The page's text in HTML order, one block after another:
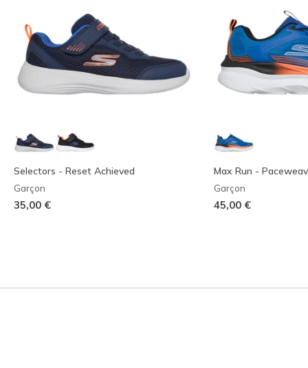
Selectors - Reset Achieved
Garçon
35,00 €
Max Run -
Garçon
45,00 €